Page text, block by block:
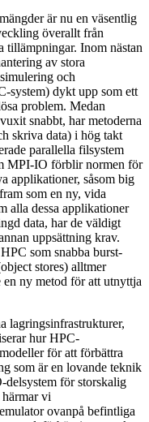
är nu en väsentlig
överallt från
tillämpningar. Inom nästan
av stora
och
system) dykt upp som ett
problem. Medan
snabbt, har metoderna
skriva data) i hög takt
parallella filsystem
MPI-IO förblir normen för
applikationer, såsom big
som en ny, vida
alla dessa applikationer
data, har de väldigt
uppsättning krav.
som snabba burst-
stores) alltmer
ny metod för att utnyttja
lagringsinfrastrukturer,
hur HPC-
för att förbättra
som är en lovande teknik
delsystem för storskalig
vi
ovanpå befintliga